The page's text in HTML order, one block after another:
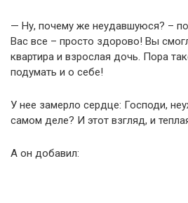
— Ну, почему же неудавшуюся? –
Вас все – просто здорово! Вы
квартира и взрослая дочь. Пора
подумать и о себе!
У нее замерло сердце: Господи,
самом деле? И этот взгляд, и
А он добавил: